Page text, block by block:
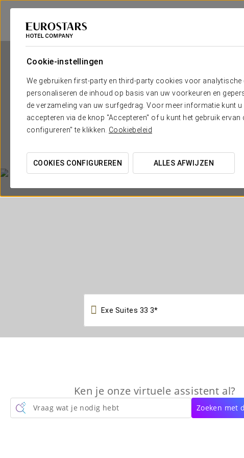
Cookie-instellingen
We gebruiken first-party en third-party cookies voor analytische
personaliseren de inhoud op basis van uw voorkeuren en
de verzameling van uw surfgedrag. Voor meer informatie kunt
accepteren via de knop "Accepteren" of u kunt het gebruik
configureren" te klikken. Cookiebeleid
COOKIES CONFIGUREREN ALLES AFWIJZEN

Ken je onze virtuele assistent al?
Vraag wat je nodig hebt Zoeken met